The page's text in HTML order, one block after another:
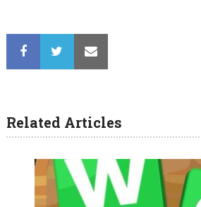
Related Articles